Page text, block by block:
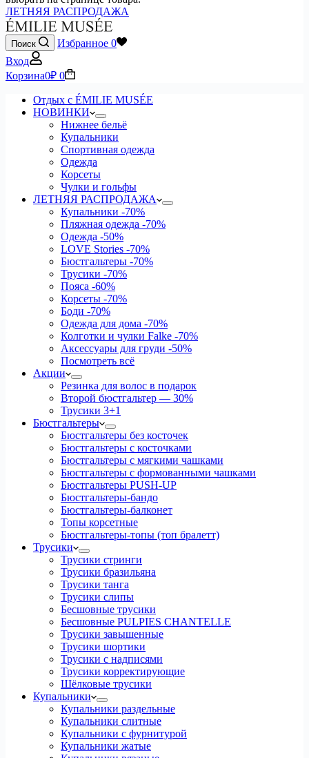
ЛЕТНЯЯ РАСПРОДАЖА
Поиск Избранное 0
Вход
Корзина0₽ 0
Отдых с ÉMILIE MUSÉE
НОВИНКИ
Нижнее бельё
Купальники
Спортивная одежда
Одежда
Корсеты
Чулки и гольфы
ЛЕТНЯЯ РАСПРОДАЖА
Купальники -70%
Пляжная одежда -70%
Одежда -50%
LOVE Stories -70%
Бюстгальтеры -70%
Трусики -70%
Пояса -60%
Корсеты -70%
Боди -70%
Одежда для дома -70%
Колготки и чулки Falke -70%
Аксессуары для груди -50%
Посмотреть всё
Акции
Резинка для волос в подарок
Второй бюстгальтер — 30%
Трусики 3+1
Бюстгальтеры
Бюстгальтеры без косточек
Бюстгальтеры с косточками
Бюстгальтеры с мягкими чашками
Бюстгальтеры с формованными чашками
Бюстгальтеры PUSH-UP
Бюстгальтеры-бандо
Бюстгальтеры-балконет
Топы корсетные
Бюстгальтеры-топы (топ бралетт)
Трусики
Трусики стринги
Трусики бразильяна
Трусики танга
Трусики слипы
Бесшовные трусики
Бесшовные PULPIES CHANTELLE
Трусики завышенные
Трусики шортики
Трусики с надписями
Трусики корректирующие
Шёлковые трусики
Купальники
Купальники раздельные
Купальники слитные
Купальники с фурнитурой
Купальники жатые